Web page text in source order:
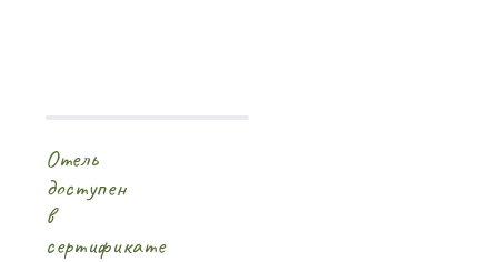
Отель
доступен
в
сертификате